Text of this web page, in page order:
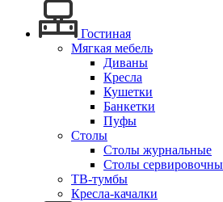
Гостиная
Мягкая мебель
Диваны
Кресла
Кушетки
Банкетки
Пуфы
Столы
Столы журнальные
Столы
ТВ-тумбы
Кресла-качалки